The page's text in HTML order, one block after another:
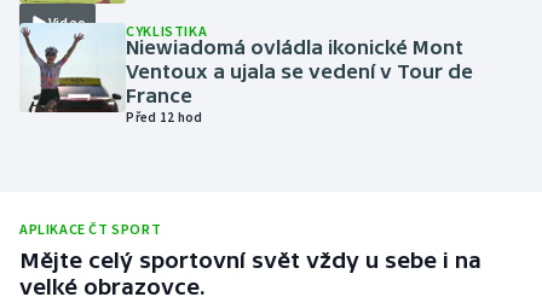
Parasport
Plavání
Plážový volejbal
Video CYKLISTIKA
Niewiadomá ovládla ikonické Mont
Ventoux a ujala se vedení v Tour de
France
Před 12 hod
APLIKACE ČT SPORT
Mějte celý sportovní svět vždy u sebe i na
velké obrazovce.